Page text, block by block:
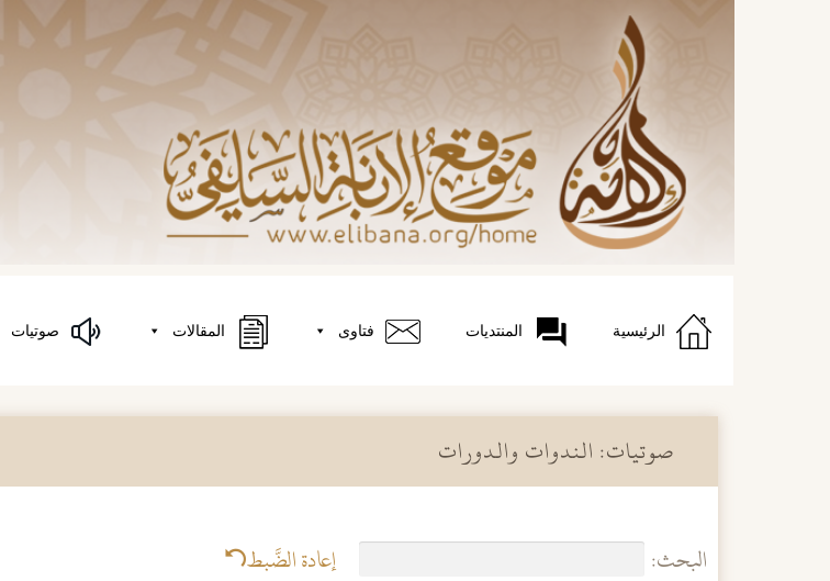
الرئيسية المنتديات فتاوى المقالات صوتيات
صوتيات: الندوات والدورات
البحث: إعادة الضَّبط